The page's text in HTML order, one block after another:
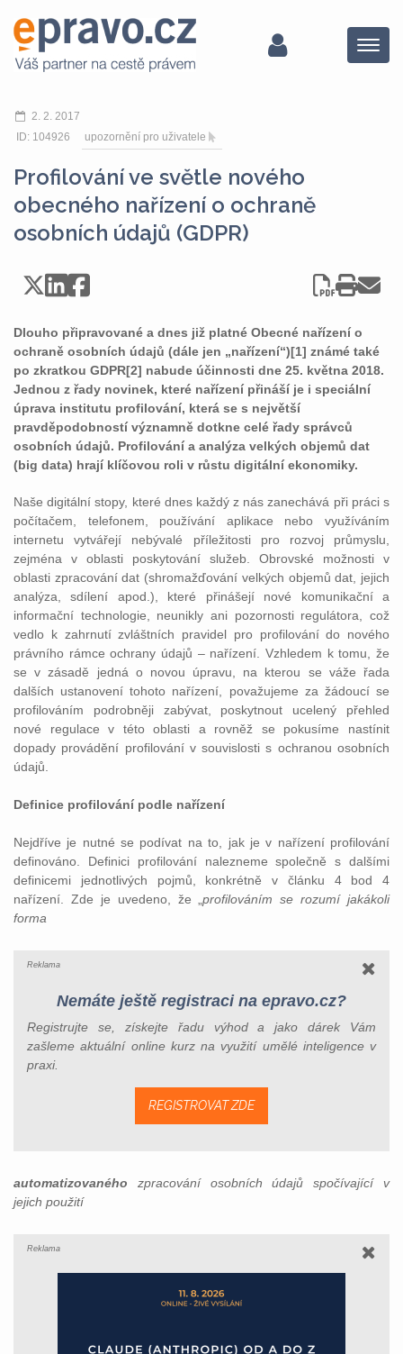
Menu
2. 2. 2017
ID: 104926
upozornění pro uživatele
Profilování ve světle nového
obecného nařízení o ochraně
osobních údajů (GDPR)
Dlouho připravované a dnes již platné Obecné nařízení o
ochraně osobních údajů (dále jen „nařízení“)[1] známé také
po zkratkou GDPR[2] nabude účinnosti dne 25. května 2018.
Jednou z řady novinek, které nařízení přináší je i speciální
úprava institutu profilování, která se s největší
pravděpodobností významně dotkne celé řady správců
osobních údajů. Profilování a analýza velkých objemů dat
(big data) hrají klíčovou roli v růstu digitální ekonomiky.
Naše digitální stopy, které dnes každý z nás zanechává při práci s
počítačem, telefonem, používání aplikace nebo využíváním
internetu vytvářejí nebývalé příležitosti pro rozvoj průmyslu,
zejména v oblasti poskytování služeb. Obrovské možnosti v
oblasti zpracování dat (shromažďování velkých objemů dat, jejich
analýza, sdílení apod.), které přinášejí nové komunikační a
informační technologie, neunikly ani pozornosti regulátora, což
vedlo k zahrnutí zvláštních pravidel pro profilování do nového
právního rámce ochrany údajů – nařízení. Vzhledem k tomu, že
se v zásadě jedná o novou úpravu, na kterou se váže řada
dalších ustanovení tohoto nařízení, považujeme za žádoucí se
profilováním podrobněji zabývat, poskytnout ucelený přehled
nové regulace v této oblasti a rovněž se pokusíme nastínit
dopady provádění profilování v souvislosti s ochranou osobních
údajů.
Definice profilování podle nařízení
Nejdříve je nutné se podívat na to, jak je v nařízení profilování
definováno. Definici profilování nalezneme společně s dalšími
definicemi jednotlivých pojmů, konkrétně v článku 4 bod 4
nařízení. Zde je uvedeno, že „profilováním se rozumí jakákoli
forma
Reklama
Nemáte ještě registraci na epravo.cz?
Registrujte se, získejte řadu výhod a jako dárek Vám
zašleme aktuální online kurz na využití umělé inteligence v
praxi.
REGISTROVAT ZDE
automatizovaného zpracování osobních údajů spočívající v
jejich použití
Reklama